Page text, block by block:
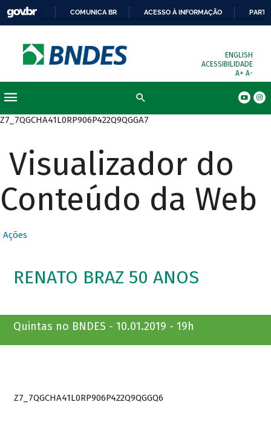
COMUNICA BR ACESSO À INFORMAÇÃO
ENGLISH
ACESSIBILIDADE
A+ A-
Z7_7QGCHA41L0RP906P422Q9QGGA7
Visualizador do
Conteúdo da Web
Ações
RENATO BRAZ 50 ANOS
Quintas no BNDES - 10.01.2019 - 19h
Z7_7QGCHA41L0RP906P422Q9QGGQ6